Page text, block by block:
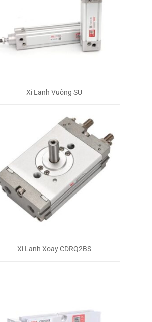
Xi Lanh Vuông SU
Xi Lanh Xoay CDRQ2BS